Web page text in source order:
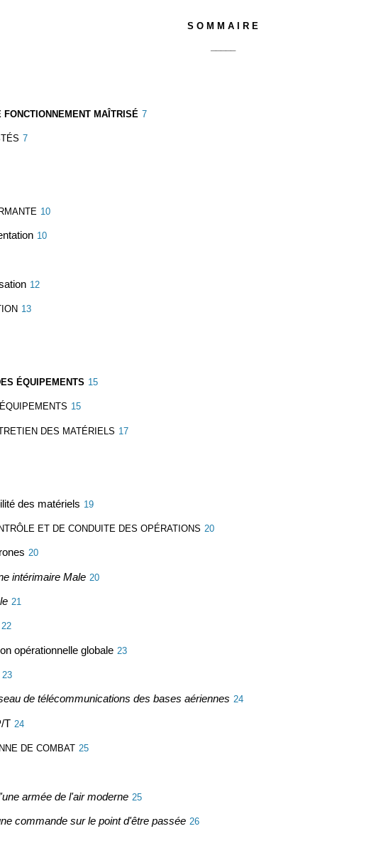
S O M M A I R E
MAÎTRISÉ 7
7
10
10
12
13
ÉQUIPEMENTS 15
15
DES MATÉRIELS 17
des matériels 19
ET DE CONDUITE DES OPÉRATIONS 20
20
intérimaire Male 20
21
22
opérationnelle globale 23
23
de télécommunications des bases aériennes 24
T 24
DE COMBAT 25
armée de l'air moderne 25
commande sur le point d'être passée 26